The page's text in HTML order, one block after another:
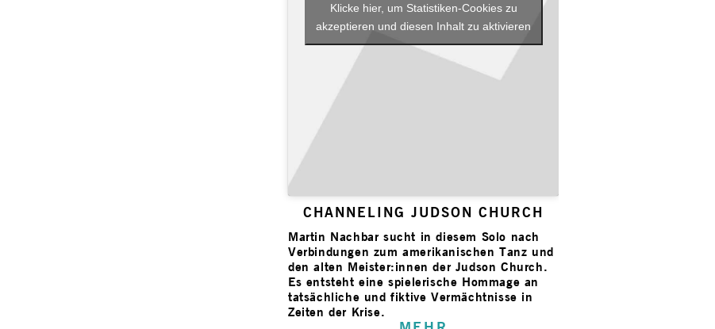
Klicke hier, um Statistiken-Cookies zu
akzeptieren und diesen Inhalt zu aktivieren
CHANNELING JUDSON CHURCH
Martin Nachbar sucht in diesem Solo nach
Verbindungen zum amerikanischen Tanz und
den alten Meister:innen der Judson Church.
Es entsteht eine spielerische Hommage an
tatsächliche und fiktive Vermächtnisse in
Zeiten der Krise.